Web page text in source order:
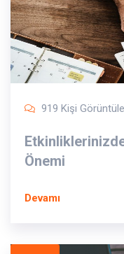
919 Kişi
Önemi
Devamı